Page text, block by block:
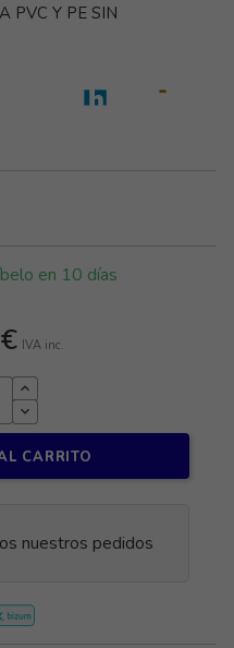
PVC Y PE SIN
en 10 días
IVA inc.
CARRITO
nuestros pedidos